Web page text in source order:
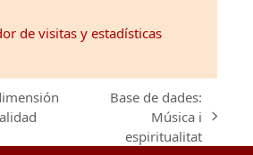
post:
Base de dades:
Música i
espiritualitat